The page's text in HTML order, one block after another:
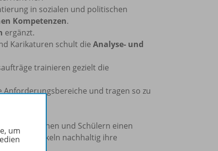
in sozialen und politischen
Kompetenzen.
ergänzt.
Karikaturen schult die Analyse- und
trainieren gezielt die
Anforderungsbereiche und tragen so zu
Schülerinnen und Schülern einen
und entwickeln nachhaltig ihre
um